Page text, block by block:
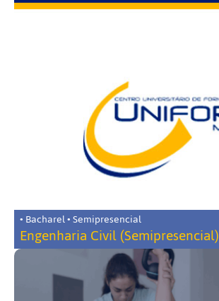
• Bacharel • Semipresencial
Engenharia Civil (Semipresencial)